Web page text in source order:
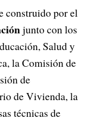
construido por el
junto con los
Salud y
la Comisión de
de
de Vivienda, la
técnicas de